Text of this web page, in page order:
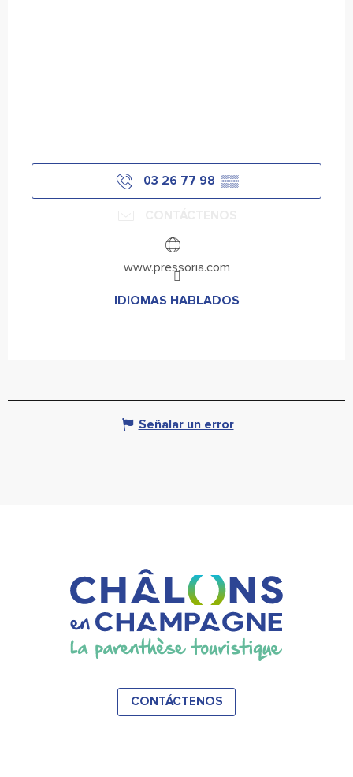
03 26 77 98 ▒▒
www.pressoria.com
IDIOMAS HABLADOSIDIOMAS HABLADOS
Señalar un error
CONTÁCTENOS